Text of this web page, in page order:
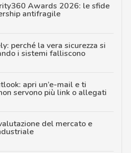
Awards 2026: le sfide
antifragile
perché la vera sicurezza si
i sistemi falliscono
apri un’e-mail e ti
servono più link o allegati
del mercato e